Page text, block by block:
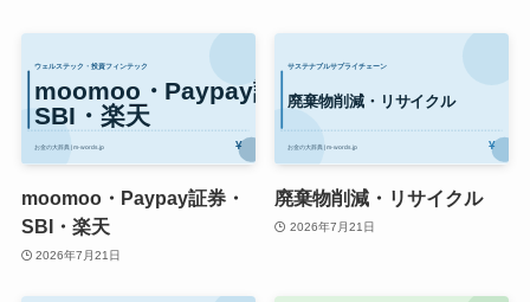
moomoo・Paypay証券・
SBI・楽天
2026年7月21日
廃棄物削減・リサイクル
2026年7月21日